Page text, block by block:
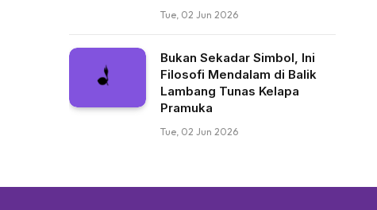
Tue, 02 Jun 2026
Bukan Sekadar Simbol, Ini
Filosofi Mendalam di Balik
Lambang Tunas Kelapa
Pramuka
Tue, 02 Jun 2026